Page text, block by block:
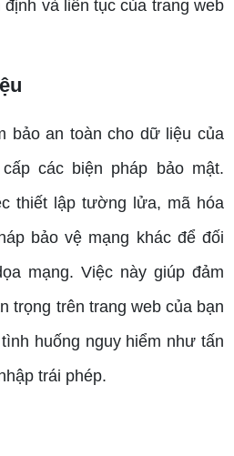
và liên tục của trang web
an toàn cho dữ liệu của
các biện pháp bảo mật.
thiết lập tường lửa, mã hóa
bảo vệ mạng khác để đối
mạng. Việc này giúp đảm
trọng trên trang web của bạn
huống nguy hiểm như tấn
trái phép.